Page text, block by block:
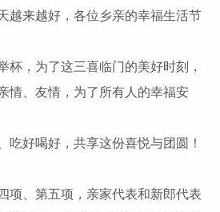
越来越好，各位乡亲的幸福生活节
，为了这三喜临门的美好时刻，
情、友情，为了所有人的幸福安
好喝好，共享这份喜悦与团圆！
、第五项，亲家代表和新郎代表